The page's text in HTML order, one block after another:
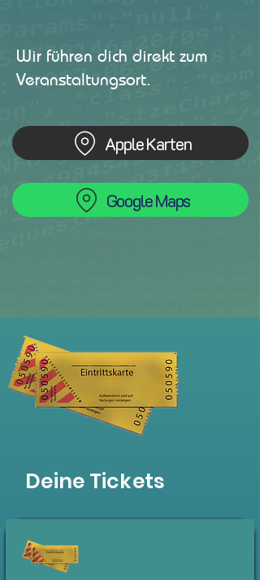
Wir führen dich direkt zum
Veranstaltungsort.
Apple Karten
Google Maps
Deine Tickets